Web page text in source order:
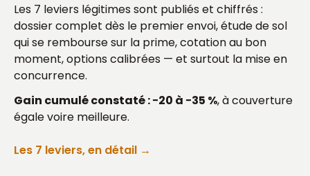
Les 7 leviers légitimes sont publiés et chiffrés :
dossier complet dès le premier envoi, étude de sol
qui se rembourse sur la prime, cotation au bon
moment, options calibrées — et surtout la mise en
concurrence.
Gain cumulé constaté : −20 à −35 %, à couverture
égale voire meilleure.
Les 7 leviers, en détail →